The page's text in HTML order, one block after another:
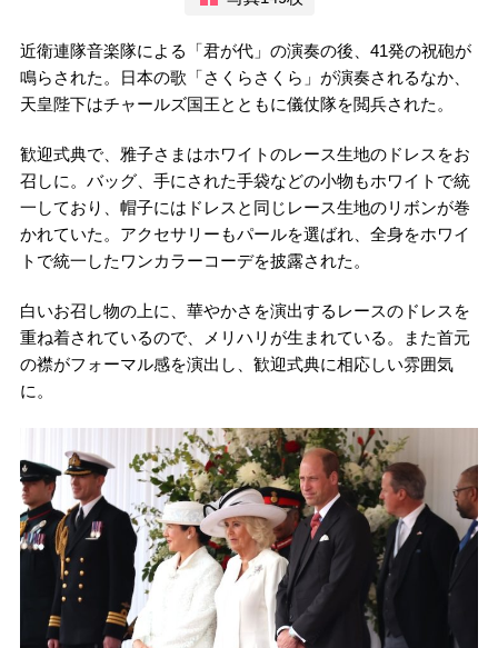
近衛連隊音楽隊による「君が代」の演奏の後、41発の祝砲が
鳴らされた。日本の歌「さくらさくら」が演奏されるなか、
天皇陛下はチャールズ国王とともに儀仗隊を閲兵された。
歓迎式典で、雅子さまはホワイトのレース生地のドレスをお
召しに。バッグ、手にされた手袋などの小物もホワイトで統
一しており、帽子にはドレスと同じレース生地のリボンが巻
かれていた。アクセサリーもパールを選ばれ、全身をホワイ
トで統一したワンカラーコーデを披露された。
白いお召し物の上に、華やかさを演出するレースのドレスを
重ね着されているので、メリハリが生まれている。また首元
の襟がフォーマル感を演出し、歓迎式典に相応しい雰囲気
に。